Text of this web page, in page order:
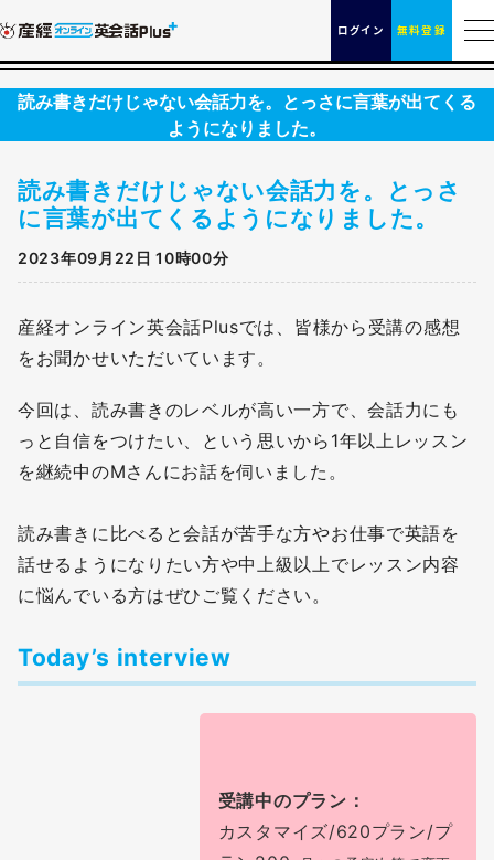
ログイン 無料登録
読み書きだけじゃない会話力を。とっさに言葉が出てくる
ようになりました。
読み書きだけじゃない会話力を。とっさ
に言葉が出てくるようになりました。
2023年09月22日 10時00分
産経オンライン英会話Plusでは、皆様から受講の感想
をお聞かせいただいています。
今回は、読み書きのレベルが高い一方で、会話力にも
っと自信をつけたい、という思いから1年以上レッスン
を継続中のMさんにお話を伺いました。
読み書きに比べると会話が苦手な方やお仕事で英語を
話せるようになりたい方や中上級以上でレッスン内容
に悩んでいる方はぜひご覧ください。
Today’s interview
受講中のプラン：
カスタマイズ/620プラン/プ